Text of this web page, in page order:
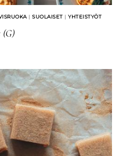
| SUOLAISET | YHTEISTYÖT
(G)